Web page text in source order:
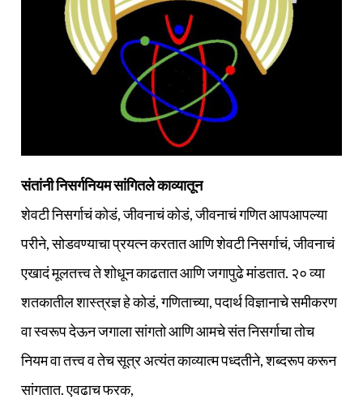
संतांनी निसर्गनियम सांगितले काव्यातून
शेवटी निसर्गाचं कोडं, जीवनाचं कोडं, जीवनाचं गणित आपआपल्या
परीने, सोडवण्याचा प्रयत्न करतात आणि शेवटी निसर्गाचं, जीवनाचं
एखादं मूलतत्त्व ते शोधून काढतात आणि जगापुढे मांडतात. २० व्या
शतकातील शास्त्रज्ञ हे कोडं, गणिताच्या, पदार्थ विज्ञानाचे समीकरण
वा स्वरूप देऊन जगाला सांगतो आणि आमचे संत निसर्गाचा तोच
नियम वा तत्त्व व तेच सूत्र अत्यंत काव्यात्म पध्दतीने, शब्दरूप करून
सांगतात. एवढाच फरक,